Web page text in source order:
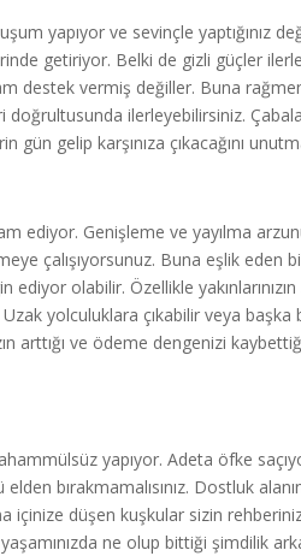
yapıyor ve sevinçle yaptığınız
getiriyor. Belki de gizli güçler
destek vermiş değiller. Buna
ilerleyebilirsiniz.
gün gelip karşınıza çıkacağını
ediyor. Genişleme ve yayılma
çalışıyorsunuz. Buna eşlik eden
olabilir. Özellikle
yolculuklara çıkabilir veya
arttığı ve ödeme dengenizi
yapıyor. Adeta öfke
bırakmamalısınız. Dostluk
içinize düşen kuşkular sizin
ne olup bittiği şimdilik